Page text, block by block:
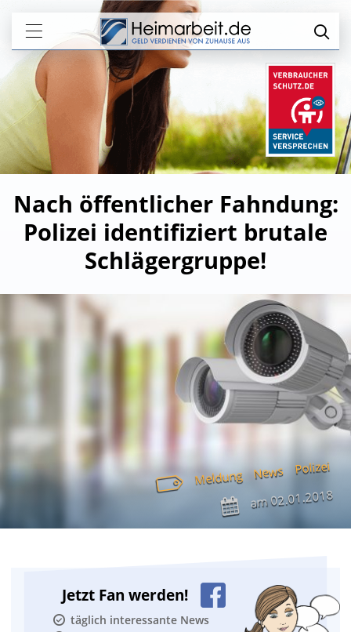
Nach öffentlicher Fahndung:
Polizei identifiziert brutale
Schlägergruppe!
Meldung News Polizei
am02.01.2018
Jetzt Fan werden!
täglich interessante News